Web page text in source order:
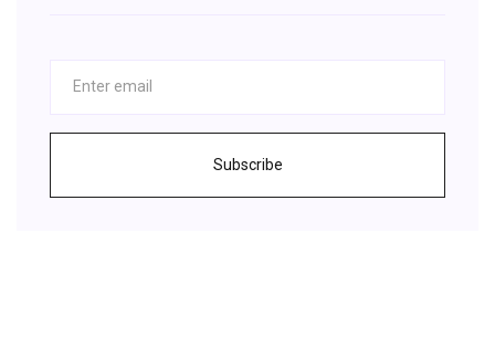
Subscribe